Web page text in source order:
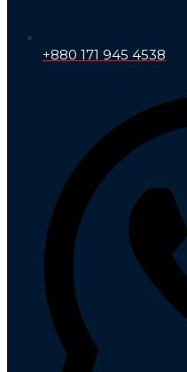
+880 171 945 4538